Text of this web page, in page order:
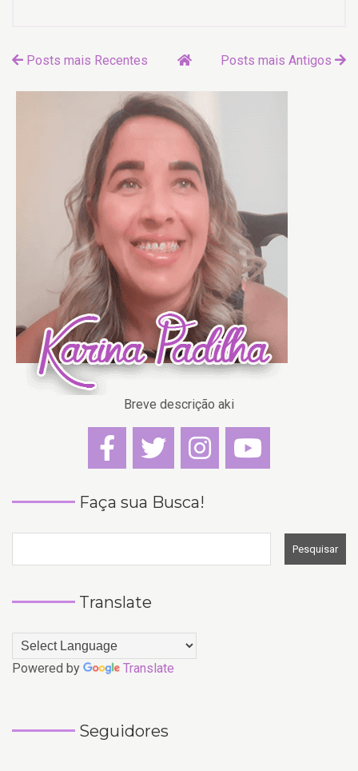
Posts mais Recentes Posts mais Antigos
Breve descrição aki
Faça sua Busca!
Translate
Powered by Translate
Seguidores